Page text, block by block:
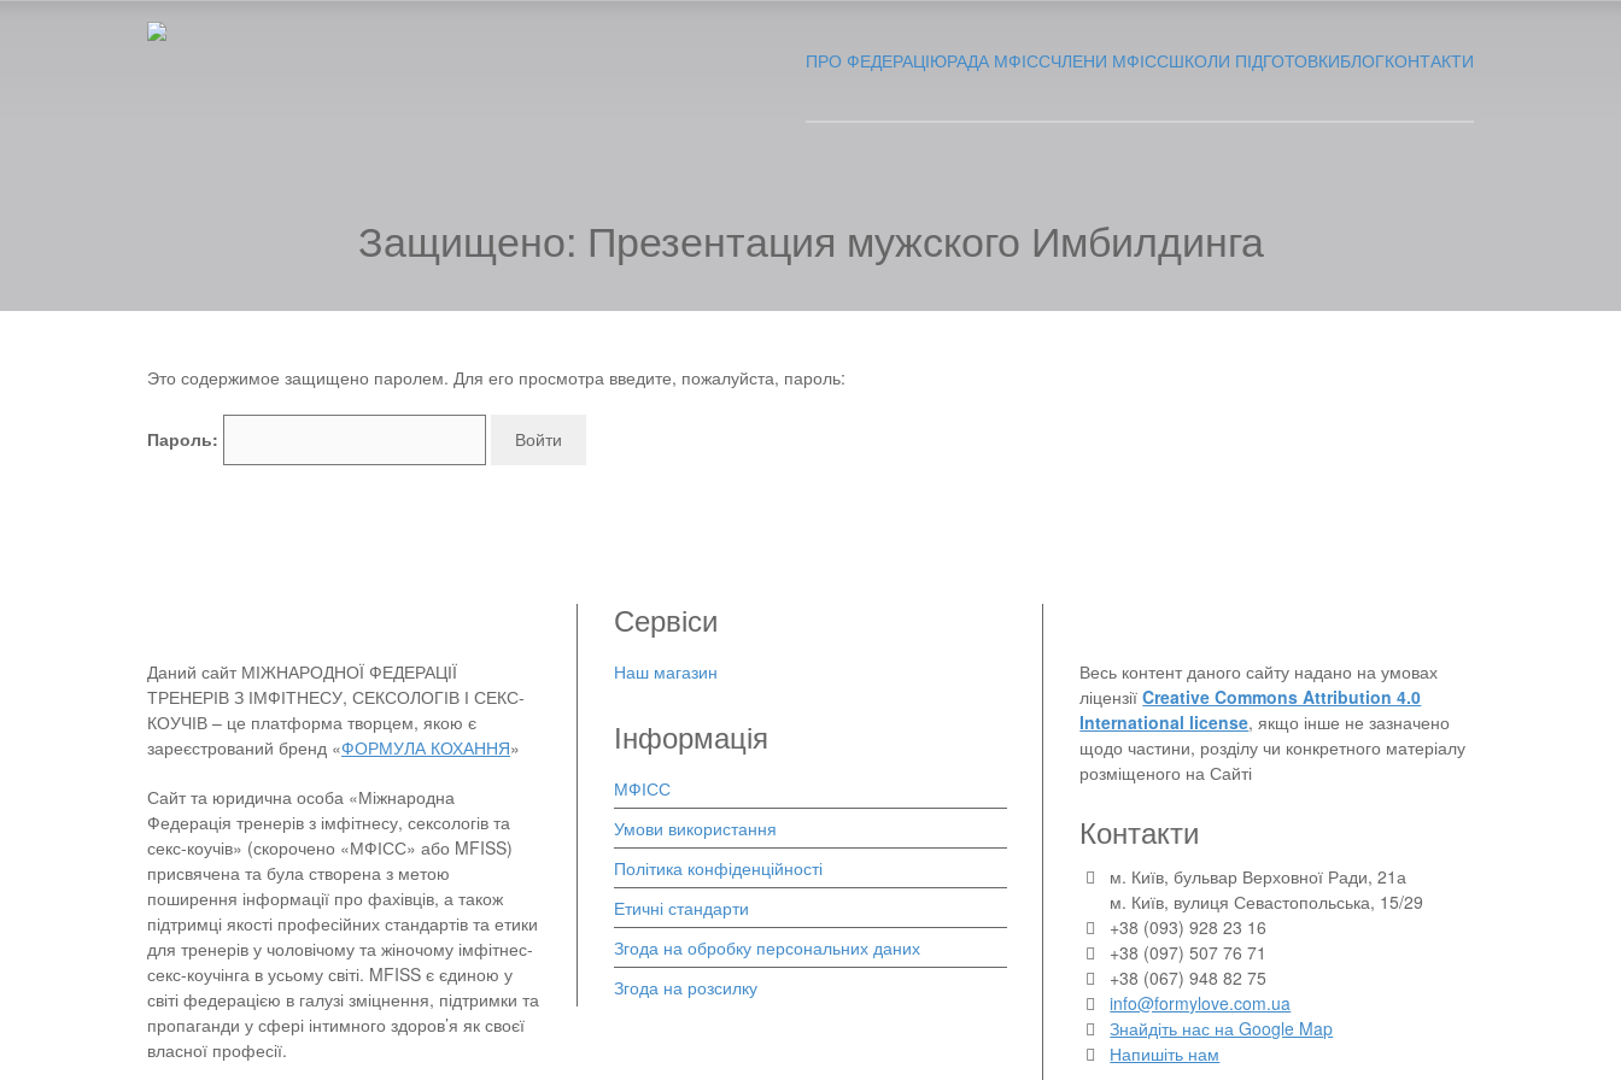
ПРО ФЕДЕРАЦІЮРАДА МФІССЧЛЕНИ МФІССШКОЛИ ПІДГОТОВКИБЛОГКОНТАКТИ
Защищено: Презентация мужского Имбилдинга
Это содержимое защищено паролем. Для его просмотра введите, пожалуйста, пароль:
Пароль:
Даний сайт МІЖНАРОДНОЇ ФЕДЕРАЦІЇ
ТРЕНЕРІВ З ІМФІТНЕСУ, СЕКСОЛОГІВ І СЕКС-
КОУЧІВ – це платформа творцем, якою є
зареєстрований бренд «ФОРМУЛА КОХАННЯ»
Сайт та юридична особа «Міжнародна
Федерація тренерів з імфітнесу, сексологів та
секс-коучів» (скорочено «МФІСС» або MFISS)
присвячена та була створена з метою
поширення інформації про фахівців, а також
підтримці якості професійних стандартів та етики
для тренерів у чоловічому та жіночому імфітнес-
секс-коучінга в усьому світі. MFISS є єдиною у
світі федерацією в галузі зміцнення, підтримки та
пропаганди у сфері інтимного здоров’я як своєї
власної професії.
Сервіси
Наш магазин
Інформація
МФІСС
Умови використання
Політика конфіденційності
Етичні стандарти
Згода на обробку персональних даних
Згода на розсилку
Весь контент даного сайту надано на умовах
ліцензіїCreative Commons Attribution 4.0
International license, якщо інше не зазначено
щодо частини, розділу чи конкретного матеріалу
розміщеного на Сайті
Контакти
м. Київ, бульвар Верховної Ради, 21а
м. Київ, вулиця Севастопольська, 15/29
+38 (093) 928 23 16
+38 (097) 507 76 71
+38 (067) 948 82 75
info@formylove.com.ua
Знайдіть нас на Google Map
Напишіть нам